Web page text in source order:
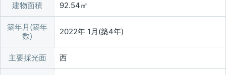
建物面積 92.54㎡
築年月(築年
数)
2022年 1月(築4年)
主要採光面 西